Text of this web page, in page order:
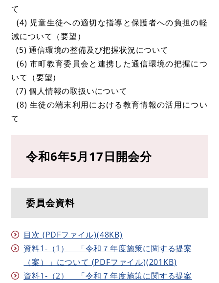
て
(4) 児童生徒への適切な指導と保護者への負担の軽
減について（要望）
(5) 通信環境の整備及び把握状況について
(6) 市町教育委員会と連携した通信環境の把握につ
いて（要望）
(7) 個人情報の取扱いについて
(8) 生徒の端末利用における教育情報の活用につい
て
令和6年5月17日開会分
委員会資料
目次 (PDFファイル)(48KB)
資料1-（1） 「令和７年度施策に関する提案
（案）」について (PDFファイル)(201KB)
資料1-（2） 「令和７年度施策に関する提案